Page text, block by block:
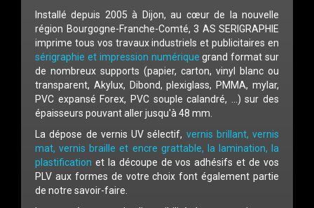
Installé depuis 2005 à Dijon, au cœur de la nouvelle
région Bourgogne-Franche-Comté, 3 AS SERIGRAPHIE
imprime tous vos travaux industriels et publicitaires en
sérigraphie et impression numérique grand format sur
de nombreux supports (papier, carton, vinyl blanc ou
transparent, Akylux, Dibond, plexiglass, PMMA, mylar,
PVC expansé Forex, PVC souple calandré, ...) sur des
épaisseurs pouvant aller jusqu'à 48 mm.
La dépose de vernis UV sélectif, vernis brillant, vernis
mat, vernis braille et encre grattable, la lamination, la
plastification et la découpe de vos adhésifs et de vos
PLV aux formes de votre choix font également partie
de notre savoir-faire.